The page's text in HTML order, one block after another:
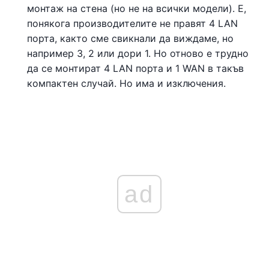
монтаж на стена (но не на всички модели). Е,
понякога производителите не правят 4 LAN
порта, както сме свикнали да виждаме, но
например 3, 2 или дори 1. Но отново е трудно
да се монтират 4 LAN порта и 1 WAN в такъв
компактен случай. Но има и изключения.
ad